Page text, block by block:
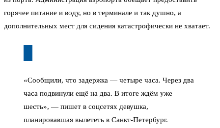
горячее питание и воду, но в терминале и так душно, а
дополнительных мест для сидения катастрофически не хватает.
«Сообщили, что задержка — четыре часа. Через два
часа подвинули ещё на два. В итоге ждём уже
шесть», — пишет в соцсетях девушка,
планировавшая вылететь в Санкт-Петербург.